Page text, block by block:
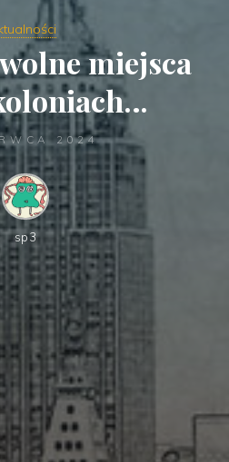
miejsca
2024
sp3